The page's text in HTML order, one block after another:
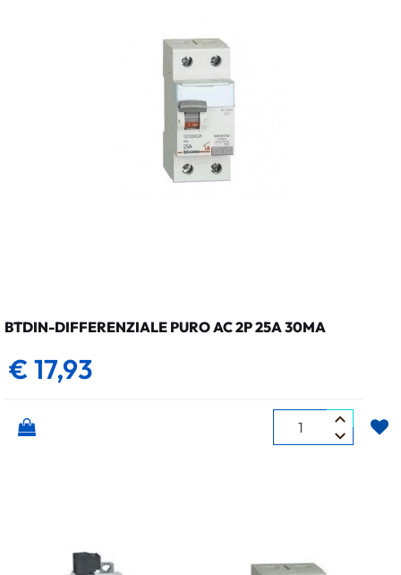
BTDIN-DIFFERENZIALE PURO AC 2P 25A 30MA
€ 17,93
Quantità